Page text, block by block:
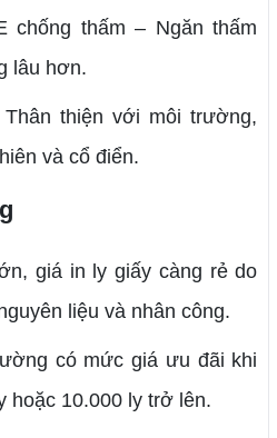
thấm – Ngăn thấm
lâu hơn.
thiện với môi trường,
và cổ điển.
giá in ly giấy càng rẻ do
liệu và nhân công.
có mức giá ưu đãi khi
hoặc 10.000 ly trở lên.